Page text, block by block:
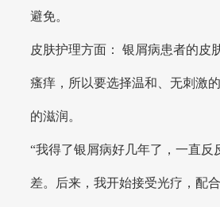
避免。
皮肤护理方面： 银屑病患者的皮
瘙痒，所以要选择温和、无刺激
的滋润。
“我得了银屑病好几年了，一直反
差。后来，我开始接受光疗，配